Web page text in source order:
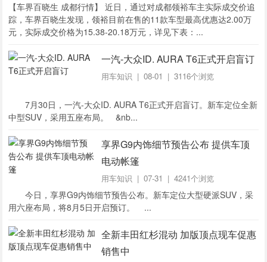
【车界百晓生 成都行情】 近日，通过对成都领裕车主实际成交价追
踪，车界百晓生发现，领裕目前在售的11款车型最高优惠达2.00万
元，实际成交价格为15.38-20.18万元，详见下表：...
一汽-大众ID. AURA T6正式开启盲订
用车知识 | 08-01 | 3116个浏览
7月30日，一汽-大众ID. AURA T6正式开启盲订。新车定位全新
中型SUV，采用五座布局。 &nb...
享界G9内饰细节预告公布 提供车顶
电动帐篷
用车知识 | 07-31 | 4241个浏览
今日，享界G9内饰细节预告公布。新车定位大型硬派SUV，采
用六座布局，将8月5日开启预订。 ...
全新丰田红杉混动 加版顶点现车促惠
销售中